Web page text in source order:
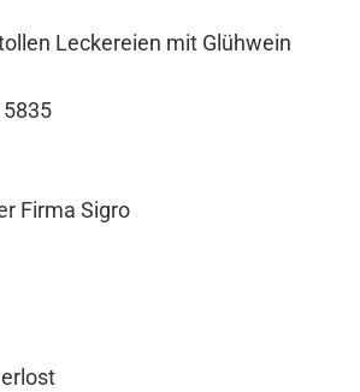
Leckereien mit Glühwein
Firma Sigro